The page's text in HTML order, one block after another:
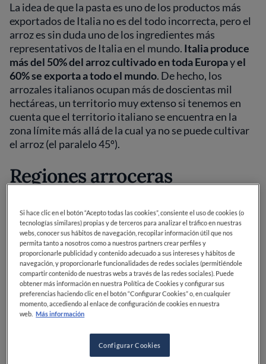
La idea de que la pasta es uno de los productos más
exportados de Italia no es del todo incorrecta, pero el
arroz es sin duda uno de los ingredientes más
representativos de Italia en el mundo. Italia produce
más del 50% del arroz cultivado en toda Europayel
60% se exporta a todo el mundo. De hecho, los
arrozales italianos ocupan más de doscientas mil
hectáreas, un territorio muy extenso si tenemos en
cuenta que el territorio italiano se encuentra en la
zona límite más allá de la cual ya no se puede cultivar
el arroz (el paralelo 45º).
Regiones arroceras
Además de las regiones arroceras más conocidas, hay
varias zonas en Italia donde se cultiva el arroz:
Piemonte
Lombardía
Veneto
Emilia Romagna
Cerdeña
Si hace clic en el botón “Acepto todas las cookies”, consiente el uso de cookies (o
tecnologías similares) propias y de terceros para analizar el tráfico en nuestras
webs, conocer sus hábitos de navegación, recopilar información útil que nos
permita tanto a nosotros como a nuestros partners crear perfiles y
proporcionarle publicidad y contenido adecuado a sus intereses y hábitos de
navegación, y proporcionarle funcionalidades de redes sociales (permitiéndole
compartir contenido de nuestras webs a través de las redes sociales). Puede
obtener más información en nuestra Política de Cookies y configurar sus
preferencias haciendo clic en el botón “Configurar Cookies” o, en cualquier
momento, accediendo al enlace de configuración de cookies en nuestra
web. Más información
Configurar Cookies